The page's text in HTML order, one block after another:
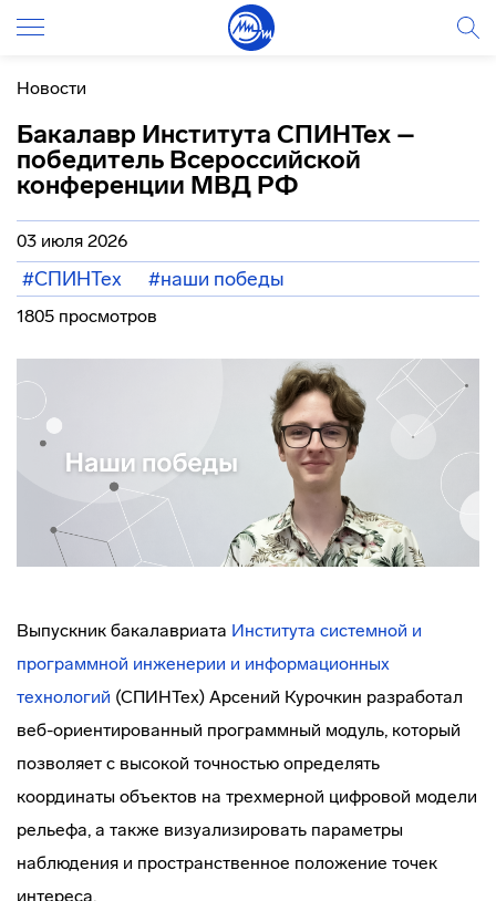
Новости
Бакалавр Института СПИНТех –
победитель Всероссийской
конференции МВД РФ
03 июля 2026
#СПИНТех #наши победы
1805 просмотров
Выпускник бакалавриата Института системной и
программной инженерии и информационных
технологий (СПИНТех) Арсений Курочкин разработал
веб-ориентированный программный модуль, который
позволяет с высокой точностью определять
координаты объектов на трехмерной цифровой модели
рельефа, а также визуализировать параметры
наблюдения и пространственное положение точек
интереса.